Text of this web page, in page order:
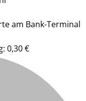
am Bank-Terminal
0,30 €